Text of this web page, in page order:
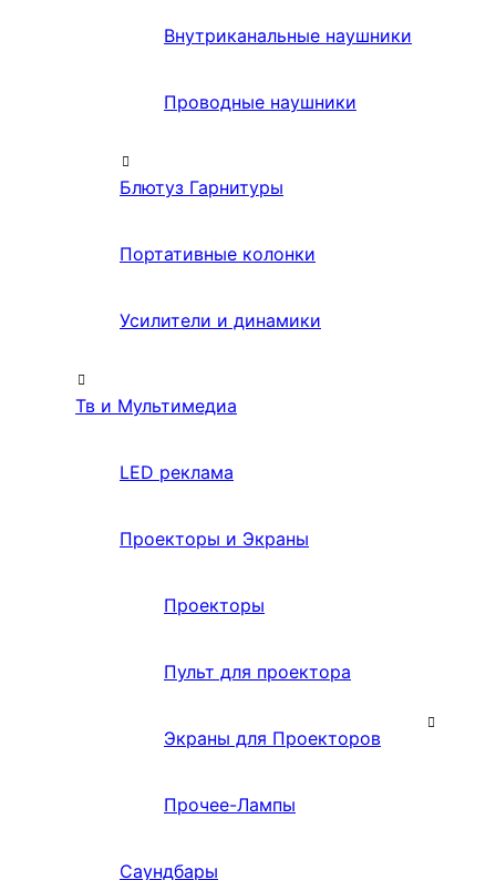
Внутриканальные наушники
Проводные наушники
Блютуз Гарнитуры
Портативные колонки
Усилители и динамики
Тв и Мультимедиа
LED реклама
Проекторы и Экраны
Проекторы
Пульт для проектора
Экраны для Проекторов
Прочее-Лампы
Саундбары